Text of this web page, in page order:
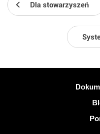
Dla stowarzyszeń